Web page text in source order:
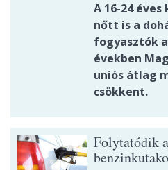
A 16-24
nőtt is a
fogyasztók
években
uniós átlag
csökkent.
Folytatódik